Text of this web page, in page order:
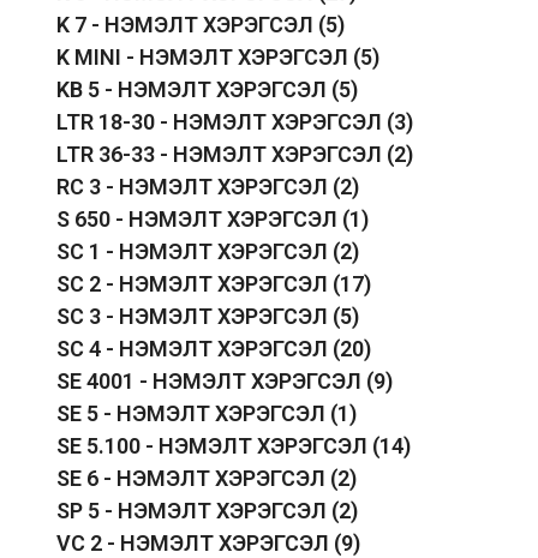
K 7 - НЭМЭЛТ ХЭРЭГСЭЛ (5)
K MINI - НЭМЭЛТ ХЭРЭГСЭЛ (5)
KB 5 - НЭМЭЛТ ХЭРЭГСЭЛ (5)
LTR 18-30 - НЭМЭЛТ ХЭРЭГСЭЛ (3)
LTR 36-33 - НЭМЭЛТ ХЭРЭГСЭЛ (2)
RC 3 - НЭМЭЛТ ХЭРЭГСЭЛ (2)
S 650 - НЭМЭЛТ ХЭРЭГСЭЛ (1)
SC 1 - НЭМЭЛТ ХЭРЭГСЭЛ (2)
SC 2 - НЭМЭЛТ ХЭРЭГСЭЛ (17)
SC 3 - НЭМЭЛТ ХЭРЭГСЭЛ (5)
SC 4 - НЭМЭЛТ ХЭРЭГСЭЛ (20)
SE 4001 - НЭМЭЛТ ХЭРЭГСЭЛ (9)
SE 5 - НЭМЭЛТ ХЭРЭГСЭЛ (1)
SE 5.100 - НЭМЭЛТ ХЭРЭГСЭЛ (14)
SE 6 - НЭМЭЛТ ХЭРЭГСЭЛ (2)
SP 5 - НЭМЭЛТ ХЭРЭГСЭЛ (2)
VC 2 - НЭМЭЛТ ХЭРЭГСЭЛ (9)